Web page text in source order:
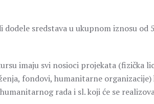
dodele sredstava u ukupnom iznosu od
imaju svi nosioci projekata (fizička
fondovi, humanitarne
rada i sl. koji će se